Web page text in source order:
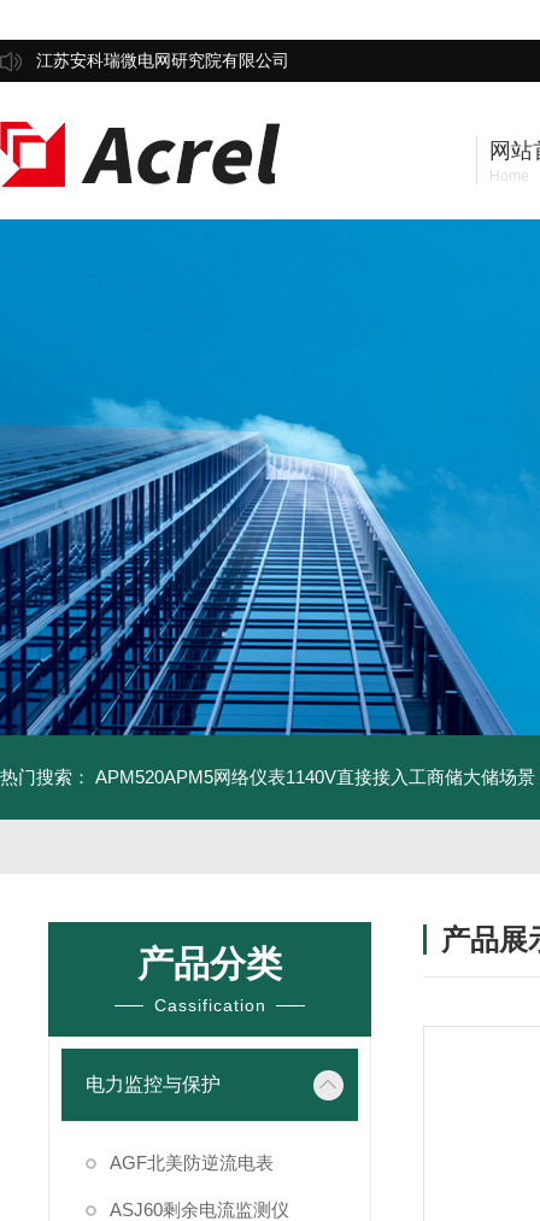
江苏安科瑞微电网研究院有限公司
网站
Home
热门搜索： APM520APM5网络仪表1140V直接接入工商储大储场景
产品分类
Cassification
电力监控与保护
AGF北美防逆流电表
ASJ60剩余电流监测仪
产品展